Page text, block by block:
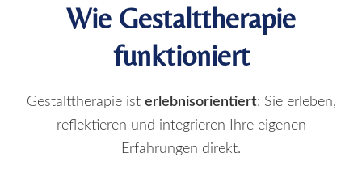
Wie Gestalttherapie
funktioniert
Gestalttherapie ist erlebnisorientiert: Sie erleben,
reflektieren und integrieren Ihre eigenen
Erfahrungen direkt.